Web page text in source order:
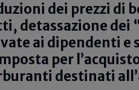
dei prezzi di
detassazione dei
ai dipendenti e
per
destinati